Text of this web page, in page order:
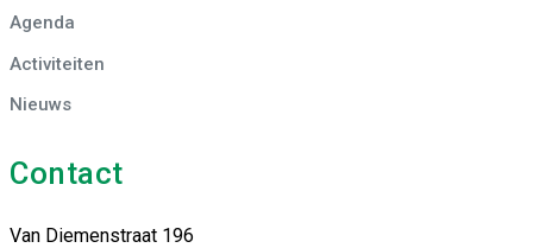
Agenda
Activiteiten
Nieuws
Contact
Van Diemenstraat 196